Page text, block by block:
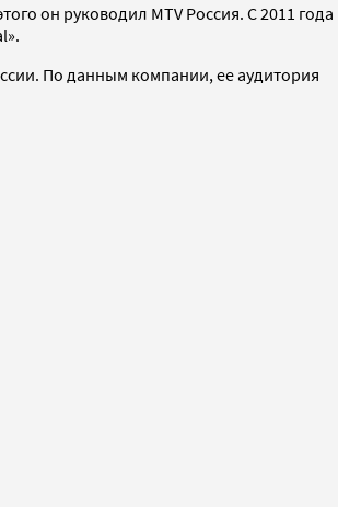
он руководил MTV Россия. С 2011 года
По данным компании, ее аудитория